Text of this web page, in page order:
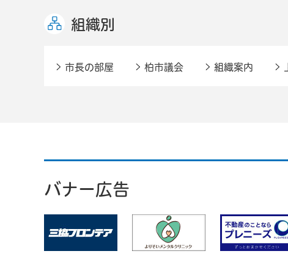
組織別
市長の部屋 柏市議会 組織案内
バナー広告